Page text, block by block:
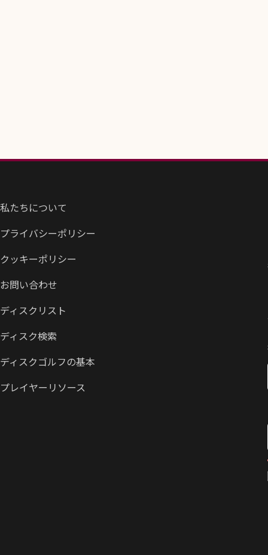
私たちについて
プライバシーポリシー
クッキーポリシー
お問い合わせ
ディスクリスト
ディスク検索
ディスクゴルフの基本
プレイヤーリソース